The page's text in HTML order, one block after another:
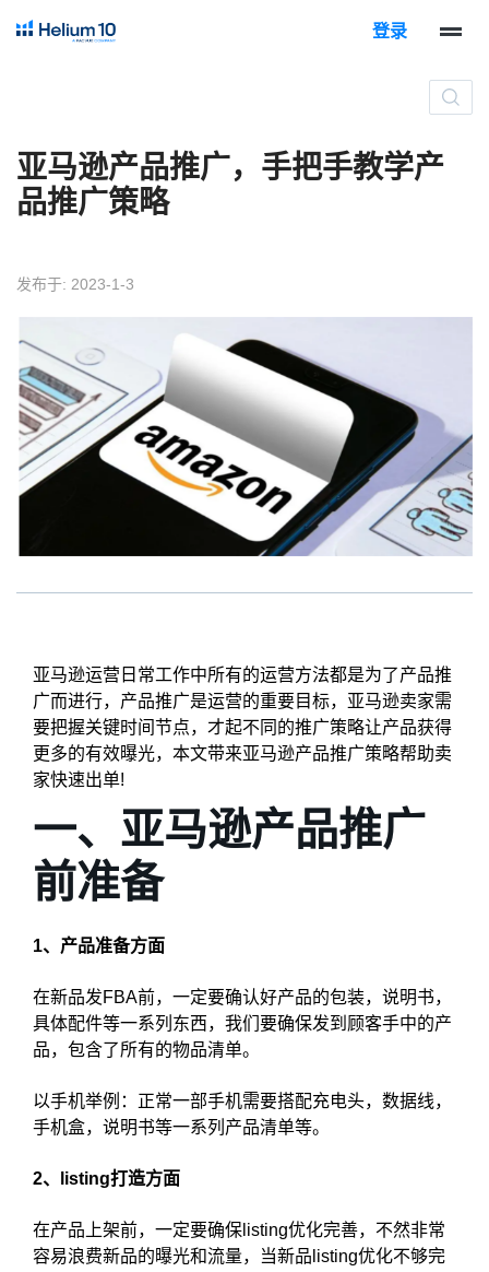
登录
亚马逊产品推广，手把手教学产
品推广策略
发布于: 2023-1-3
亚马逊运营日常工作中所有的运营方法都是为了产品推
广而进行，产品推广是运营的重要目标，亚马逊卖家需
要把握关键时间节点，才起不同的推广策略让产品获得
更多的有效曝光，本文带来亚马逊产品推广策略帮助卖
家快速出单!
一、亚马逊产品推广
前准备
1、产品准备方面
在新品发FBA前，一定要确认好产品的包装，说明书，
具体配件等一系列东西，我们要确保发到顾客手中的产
品，包含了所有的物品清单。
以手机举例：正常一部手机需要搭配充电头，数据线，
手机盒，说明书等一系列产品清单等。
2、listing打造方面
在产品上架前，一定要确保listing优化完善，不然非常
容易浪费新品的曝光和流量，当新品listing优化不够完